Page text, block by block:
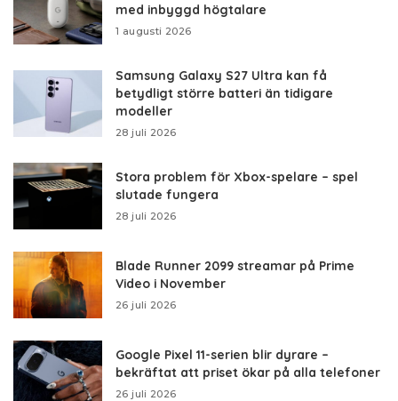
med inbyggd högtalare
1 augusti 2026
Samsung Galaxy S27 Ultra kan få
betydligt större batteri än tidigare
modeller
28 juli 2026
Stora problem för Xbox-spelare – spel
slutade fungera
28 juli 2026
Blade Runner 2099 streamar på Prime
Video i November
26 juli 2026
Google Pixel 11-serien blir dyrare –
bekräftat att priset ökar på alla telefoner
26 juli 2026